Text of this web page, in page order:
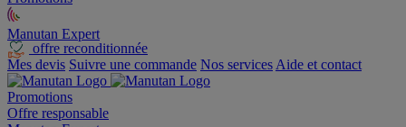
Manutan Expert
offre reconditionnée
Mes devis Suivre une commande Nos services Aide et contact
Promotions
Offre responsable